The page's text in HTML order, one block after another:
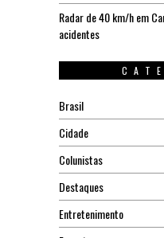
Radar de 40 km/h em
acidentes
Brasil
Cidade
Colunistas
Destaques
Entretenimento